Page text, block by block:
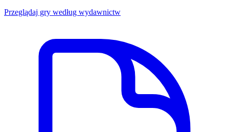
Przeglądaj gry według wydawnictw